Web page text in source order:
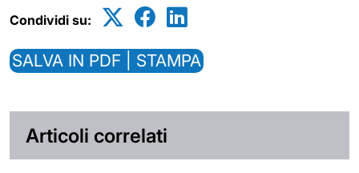
Condividi su:
SALVA IN PDF | STAMPA
Articoli correlati